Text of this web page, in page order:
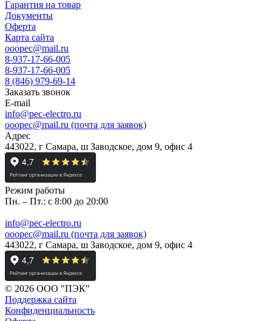
Гарантия на товар
Документы
Оферта
Карта сайта
ooopec@mail.ru
8-937-17-66-005
8-937-17-66-005
8 (846) 979-69-14
Заказать звонок
E-mail
info@pec-electro.ru
ooopec@mail.ru (почта для заявок)
Адрес
443022, г Самара, ш Заводское, дом 9, офис 4
Режим работы
Пн. – Пт.: с 8:00 до 20:00
info@pec-electro.ru
ooopec@mail.ru (почта для заявок)
443022, г Самара, ш Заводское, дом 9, офис 4
© 2026 ООО "ПЭК"
Поддержка сайта
Конфиденциальность